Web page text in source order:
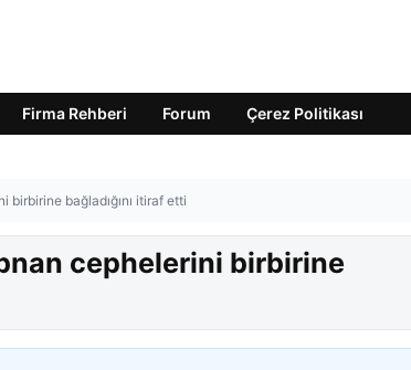
Firma Rehberi Forum Çerez Politikası
birbirine bağladığını itiraf etti
cephelerini birbirine